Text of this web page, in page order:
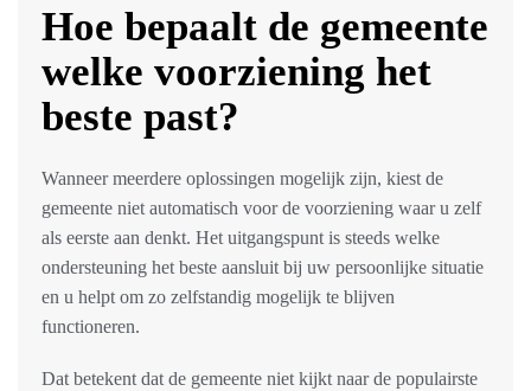
Hoe bepaalt de gemeente
welke voorziening het
beste past?
Wanneer meerdere oplossingen mogelijk zijn, kiest de
gemeente niet automatisch voor de voorziening waar u zelf
als eerste aan denkt. Het uitgangspunt is steeds welke
ondersteuning het beste aansluit bij uw persoonlijke situatie
en u helpt om zo zelfstandig mogelijk te blijven
functioneren.
Dat betekent dat de gemeente niet kijkt naar de populairste